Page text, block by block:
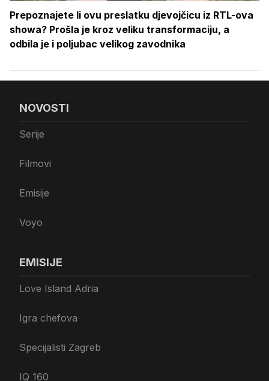
Prepoznajete li ovu preslatku djevojčicu iz RTL-ova
showa? Prošla je kroz veliku transformaciju, a
odbila je i poljubac velikog zavodnika
NOVOSTI
Serije
Filmovi
Emisije
Voyo
EMISIJE
Love Island Adria
Igra chefova
Specijalisti Zagreb
IQ 160